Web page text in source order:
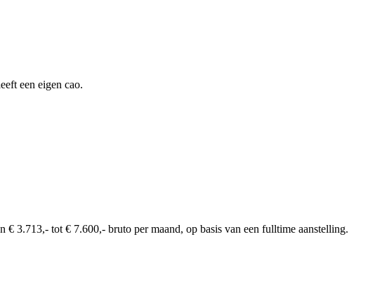
een eigen cao.
3.713,- tot € 7.600,- bruto per maand, op basis van een fulltime aanstelling.